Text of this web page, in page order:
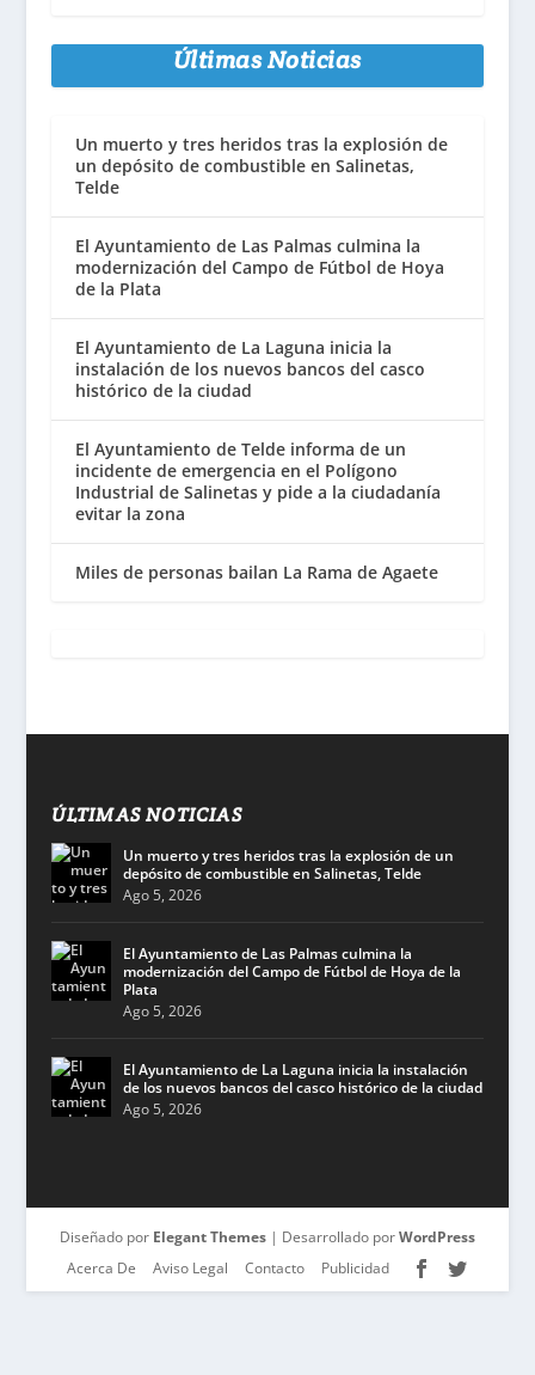
Últimas Noticias
Un muerto y tres heridos tras la explosión de
un depósito de combustible en Salinetas,
Telde
El Ayuntamiento de Las Palmas culmina la
modernización del Campo de Fútbol de Hoya
de la Plata
El Ayuntamiento de La Laguna inicia la
instalación de los nuevos bancos del casco
histórico de la ciudad
El Ayuntamiento de Telde informa de un
incidente de emergencia en el Polígono
Industrial de Salinetas y pide a la ciudadanía
evitar la zona
Miles de personas bailan La Rama de Agaete
ÚLTIMAS NOTICIAS
Un muerto y tres heridos tras la explosión de un
depósito de combustible en Salinetas, Telde
Ago 5, 2026
El Ayuntamiento de Las Palmas culmina la
modernización del Campo de Fútbol de Hoya de la
Plata
Ago 5, 2026
El Ayuntamiento de La Laguna inicia la instalación
de los nuevos bancos del casco histórico de la ciudad
Ago 5, 2026
Diseñado por Elegant Themes| Desarrollado porWordPress
Acerca De
Aviso Legal Contacto Publicidad